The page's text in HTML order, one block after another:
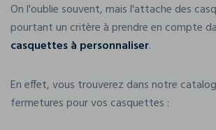
On l'oublie souvent, mais l'attache des
pourtant un critère à prendre en compte
casquettes à personnaliser.
En effet, vous trouverez dans notre
fermetures pour vos casquettes :